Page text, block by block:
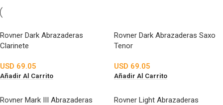
Rovner Dark Abrazaderas
Clarinete
USD 69.05
Añadir Al Carrito
Rovner Dark Abrazaderas Saxo
Tenor
USD 69.05
Añadir Al Carrito
Rovner Mark III Abrazaderas
Rovner Light Abrazaderas